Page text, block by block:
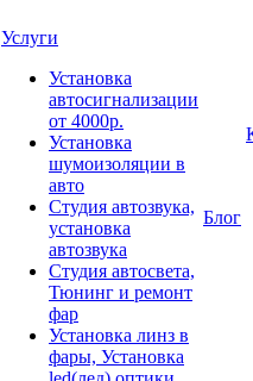
Услуги
Установка
автосигнализации
от 4000р.
Установка
шумоизоляции в
авто
Студия автозвука,
установка
автозвука
Студия автосвета,
Тюнинг и ремонт
фар
Установка линз в
фары, Установка
Блог